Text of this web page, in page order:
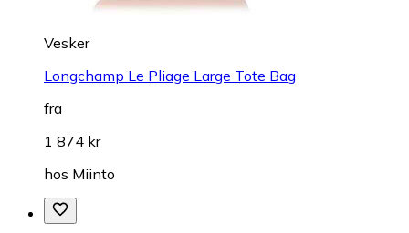
Vesker
Longchamp Le Pliage Large Tote Bag
fra
1 874 kr
hos Miinto